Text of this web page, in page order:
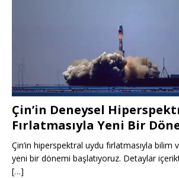
Çin’in Deneysel
Fırlatmasıyla Yeni Bir
Çin’in hiperspektral uydu fırlatmasıyla bilim
yeni bir dönemi başlatıyoruz. Detaylar
[…]